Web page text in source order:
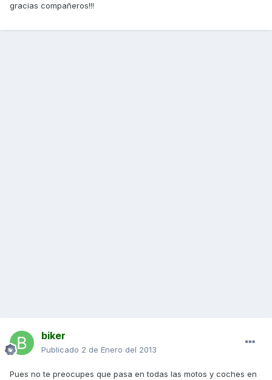
gracias compañeros!!!
biker
Publicado 2 de Enero del 2013
Pues no te preocupes que pasa en todas las motos y coches en